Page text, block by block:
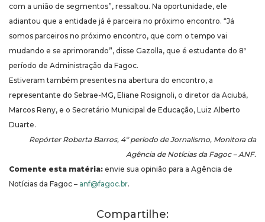
com a união de segmentos”, ressaltou. Na oportunidade, ele
adiantou que a entidade já é parceira no próximo encontro. “Já
somos parceiros no próximo encontro, que com o tempo vai
mudando e se aprimorando”, disse Gazolla, que é estudante do 8º
período de Administração da Fagoc.
Estiveram também presentes na abertura do encontro, a
representante do Sebrae-MG, Eliane Rosignoli, o diretor da Aciubá,
Marcos Reny, e o Secretário Municipal de Educação, Luiz Alberto
Duarte.
Repórter Roberta Barros, 4º período de Jornalismo, Monitora da
Agência de Notícias da Fagoc – ANF.
Comente esta matéria: envie sua opinião para a Agência de
Notícias da Fagoc – anf@fagoc.br.
Compartilhe: